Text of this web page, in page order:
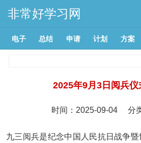
非常好学习网
电子 总结 申请 计划 方案
2025年9月3日阅兵仪
时间：2025-09-04 分
九三阅兵是纪念中国人民抗日战争